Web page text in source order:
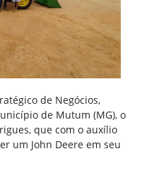
de Negócios,
de Mutum (MG), o
que com o auxílio
um John Deere em seu